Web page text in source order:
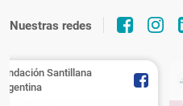
Nuestras redes
Santillana